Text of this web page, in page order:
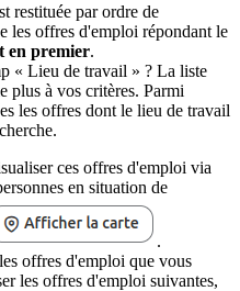
restituée par ordre de
les offres d'emploi répondant le
en premier.
« Lieu de travail » ? La liste
plus à vos critères. Parmi
les offres dont le lieu de travail
ces offres d'emploi via
en situation de
.
offres d'emploi que vous
les offres d'emploi suivantes,